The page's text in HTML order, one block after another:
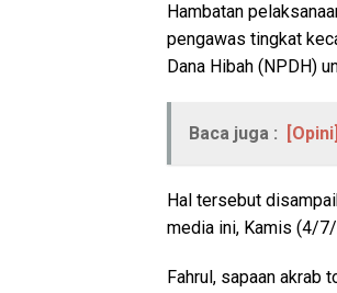
Hambatan
pengawas tingkat
Dana Hibah (NPDH)
Baca juga :
Hal tersebut
media ini, Kamis (4/
Fahrul, sapaan akrab